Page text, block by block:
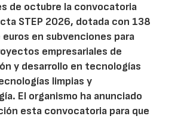
de octubre la convocatoria
STEP 2026, dotada con 138
euros en subvenciones para
empresariales de
y desarrollo en tecnologías
limpias y
El organismo ha anunciado
esta convocatoria para que